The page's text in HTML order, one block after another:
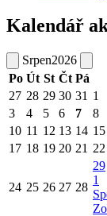
Kalendář
Srpen2026
Po Út St Čt Pá
27 28 29 30 31 1
3
4 5 6 7 8
10 11 12 13 14 15
17 18 19 20 21 22
24 25 26 27 28
29
1